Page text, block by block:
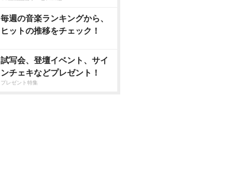
毎週の音楽ランキングから、
ヒットの推移をチェック！
試写会、登壇イベント、サイ
ンチェキなどプレゼント！
プレゼント特集